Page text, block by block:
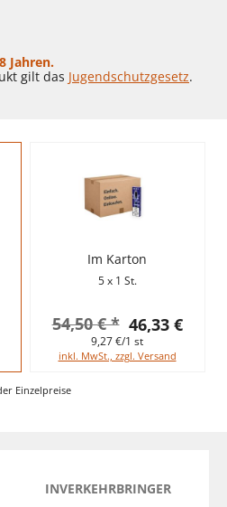
Jahren.
gilt das Jugendschutzgesetz.
Im Karton
5 x 1 St.
46,33 €
54,50 € *
9,27 €/1 st
inkl. MwSt., zzgl. Versand
Einzelpreise
INVERKEHRBRINGER